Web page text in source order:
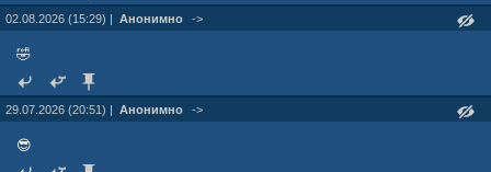
02.08.2026 (15:29) | Анонимно ->
🤣
29.07.2026 (20:51) | Анонимно ->
😎